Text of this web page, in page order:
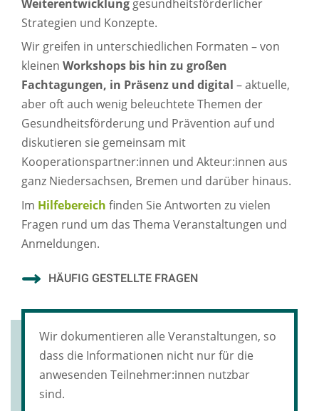
Weiterentwicklung gesundheitsförderlicher
Strategien und Konzepte.
Wir greifen in unterschiedlichen Formaten – von
kleinen Workshops bis hin zu großen
Fachtagungen, in Präsenz und digital – aktuelle,
aber oft auch wenig beleuchtete Themen der
Gesundheitsförderung und Prävention auf und
diskutieren sie gemeinsam mit
Kooperationspartner:innen und Akteur:innen aus
ganz Niedersachsen, Bremen und darüber hinaus.
Im Hilfebereich finden Sie Antworten zu vielen
Fragen rund um das Thema Veranstaltungen und
Anmeldungen.
HÄUFIG GESTELLTE FRAGEN
Wir dokumentieren alle Veranstaltungen, so
dass die Informationen nicht nur für die
anwesenden Teilnehmer:innen nutzbar
sind.